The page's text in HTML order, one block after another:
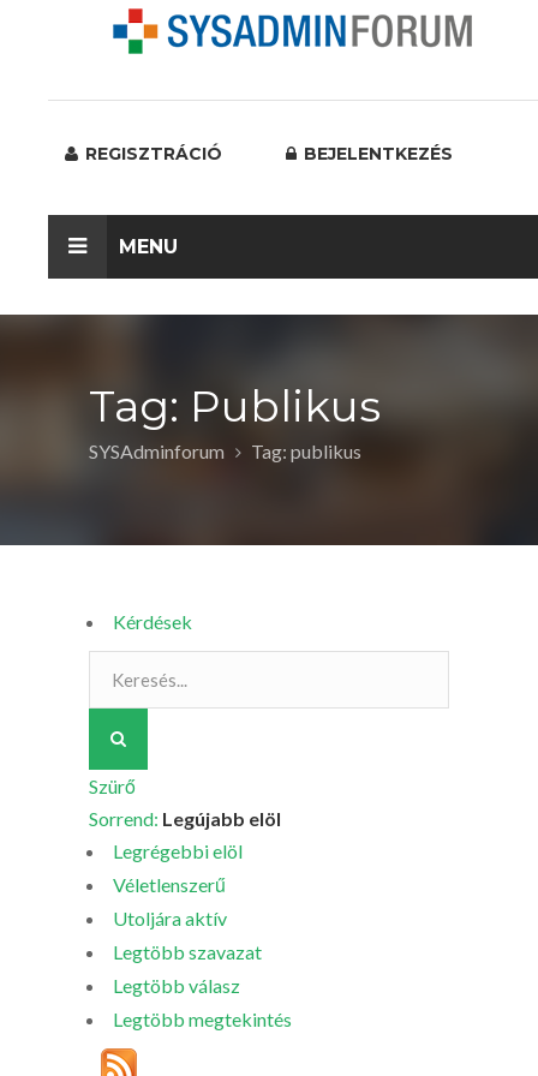
REGISZTRÁCIÓ BEJELENTKEZÉS
MENU
Tag: Publikus
SYSAdminforum Tag: publikus
Kérdések
Szürő
Sorrend: Legújabb elöl
Legrégebbi elöl
Véletlenszerű
Utoljára aktív
Legtöbb szavazat
Legtöbb válasz
Legtöbb megtekintés